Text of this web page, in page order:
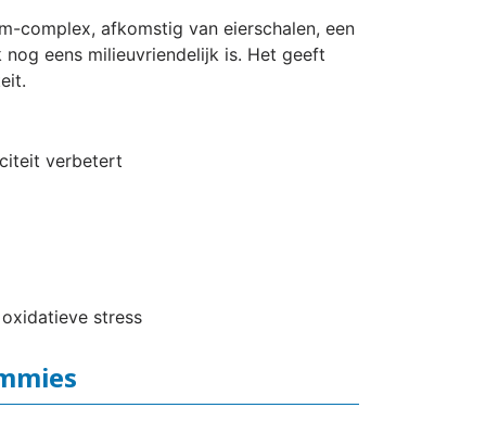
complex, afkomstig van eierschalen, een
eens milieuvriendelijk is. Het geeft
verbetert
stress